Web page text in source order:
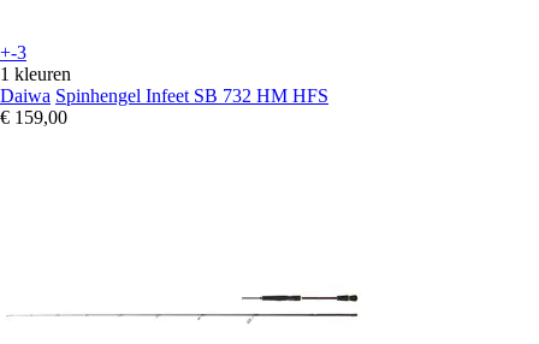
+-3
1 kleuren
Daiwa Spinhengel Infeet SB 732 HM HFS
€ 159,00